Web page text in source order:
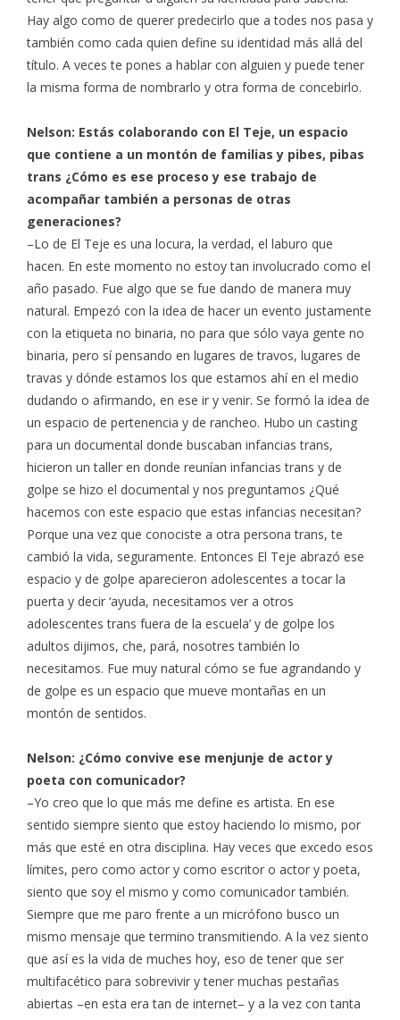
Hay algo como de querer predecirlo que a todes nos pasa y
también como cada quien define su identidad más allá del
título. A veces te pones a hablar con alguien y puede tener
la misma forma de nombrarlo y otra forma de concebirlo.
Nelson: Estás colaborando con El Teje, un espacio
que contiene a un montón de familias y pibes, pibas
trans ¿Cómo es ese proceso y ese trabajo de
acompañar también a personas de otras
generaciones?
–Lo de El Teje es una locura, la verdad, el laburo que
hacen. En este momento no estoy tan involucrado como el
año pasado. Fue algo que se fue dando de manera muy
natural. Empezó con la idea de hacer un evento justamente
con la etiqueta no binaria, no para que sólo vaya gente no
binaria, pero sí pensando en lugares de travos, lugares de
travas y dónde estamos los que estamos ahí en el medio
dudando o afirmando, en ese ir y venir. Se formó la idea de
un espacio de pertenencia y de rancheo. Hubo un casting
para un documental donde buscaban infancias trans,
hicieron un taller en donde reunían infancias trans y de
golpe se hizo el documental y nos preguntamos ¿Qué
hacemos con este espacio que estas infancias necesitan?
Porque una vez que conociste a otra persona trans, te
cambió la vida, seguramente. Entonces El Teje abrazó ese
espacio y de golpe aparecieron adolescentes a tocar la
puerta y decir ‘ayuda, necesitamos ver a otros
adolescentes trans fuera de la escuela’ y de golpe los
adultos dijimos, che, pará, nosotres también lo
necesitamos. Fue muy natural cómo se fue agrandando y
de golpe es un espacio que mueve montañas en un
montón de sentidos.
Nelson: ¿Cómo convive ese menjunje de actor y
poeta con comunicador?
–Yo creo que lo que más me define es artista. En ese
sentido siempre siento que estoy haciendo lo mismo, por
más que esté en otra disciplina. Hay veces que excedo esos
límites, pero como actor y como escritor o actor y poeta,
siento que soy el mismo y como comunicador también.
Siempre que me paro frente a un micrófono busco un
mismo mensaje que termino transmitiendo. A la vez siento
que así es la vida de muches hoy, eso de tener que ser
multifacético para sobrevivir y tener muchas pestañas
abiertas –en esta era tan de internet– y a la vez con tanta